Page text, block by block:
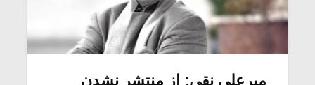
میرعلی نقی: از منتشر نشدن